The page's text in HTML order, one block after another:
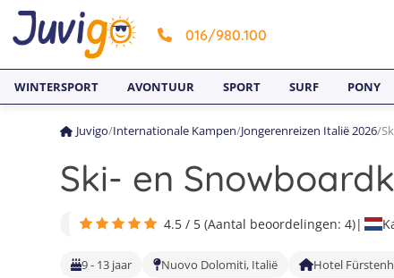
016/980.100
WINTERSPORT AVONTUUR SPORT SURF PONY
Juvigo/Internationale Kampen/Jongerenreizen Italië 2026/
Ski- en
4.5 / 5 (Aantal beoordelingen: 4)|
9 - 13 jaar Nuovo Dolomiti, Italië Hotel